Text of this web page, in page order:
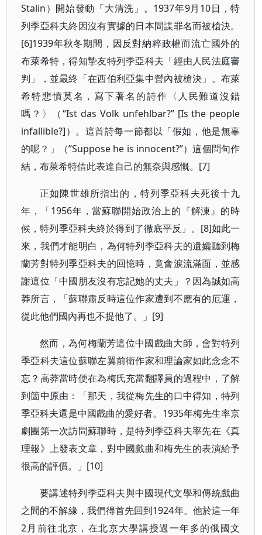
Stalin）開始發動「大清洗」。1937年9月10日，特
列季亞科夫終因沒有實據的日本間諜罪名而被槍決。
[6]1939年秋冬期間，因反對納粹政權而流亡國外的
布萊希特，得知摯友特列季亞科夫「經由人民法庭審
判」，並最終「在西伯利亞集中營內被槍決」。布萊
希特悲憤莫名，寫下著名的詩作〈人民難道沒錯
嗎？〉（“Ist das Volk unfehlbar?” [Is the people
infallible?]）。這首詩每一節都以「假如，他是無辜
的呢？」（”Suppose he is innocent?”）這個問句作
結，布萊希特借此表達自己的無奈與感慨。[7]
正如陳世雄所指出的，特列季亞科夫死後十九
年，「1956年，當蘇聯開始政治上的『解涷』的時
候，特列季亞科夫終於得到了徹底平反」。[8]如此一
來，我們才能明白，為何特列季亞科夫的遺孀聽到梅
蘭芳對特列季亞科夫的回憶時，竟會淚流滿面，並感
謝這位「中國朋友沒有忘記她的丈夫」？因為誠如高
莽所言，「蘇聯肅反時這位作家遭到不應有的厄運，
從此他們國內再也不提他了。」[9]
然而，為何梅蘭芳這位中國戲曲大師，會對特列
季亞科夫這位蘇聯左翼前衛作家和理論家如此念念不
忘？高莽當時便在為梅氏充當翻譯員的過程中，了解
到箇中原由：「那天，我從梅先生的口中得知，特列
季亞科夫還是中國戲曲的愛好者。1935年梅先生率京
劇團第一次訪問蘇聯時，是特列季亞科夫率先在《真
理報》上發表文章，對中國戲曲和梅先生的表演給予
很高的評價。」[10]
要講述特列季亞科夫與中國現代文學和傳統戲曲
之間的不解緣，我們得首先回到1924年。他於這一年
2月前往北京，在北京大學講授過一年多的俄國文